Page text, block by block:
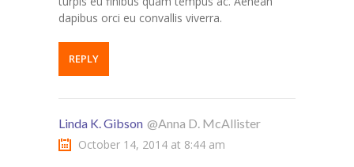
dapibus orci eu convallis viverra.
REPLY
Linda K. Gibson @Anna D. McAllister
October 14, 2014 at 8:44 am